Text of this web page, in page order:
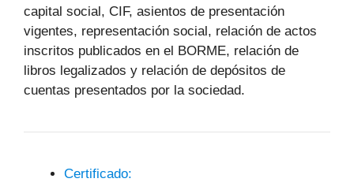
capital social, CIF, asientos de presentación
vigentes, representación social, relación de actos
inscritos publicados en el BORME, relación de
libros legalizados y relación de depósitos de
cuentas presentados por la sociedad.
Certificado: